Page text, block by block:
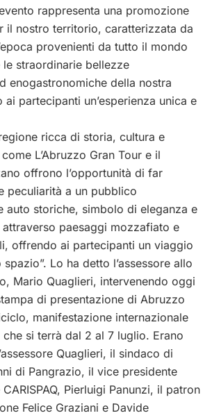
rappresenta una promozione
il nostro territorio, caratterizzata da
provenienti da tutto il mondo
straordinarie bellezze
enogastronomiche della nostra
partecipanti un’esperienza unica e
ricca di storia, cultura e
L’Abruzzo Gran Tour e il
offrono l’opportunità di far
peculiarità a un pubblico
auto storiche, simbolo di eleganza e
paesaggi mozzafiato e
offrendo ai partecipanti un viaggio
Lo ha detto l’assessore allo
Mario Quaglieri, intervenendo oggi
di presentazione di Abruzzo
manifestazione internazionale
che si terrà dal 2 al 7 luglio. Erano
Quaglieri, il sindaco di
di Pangrazio, il vice presidente
Pierluigi Panunzi, il patron
Felice Graziani e Davide